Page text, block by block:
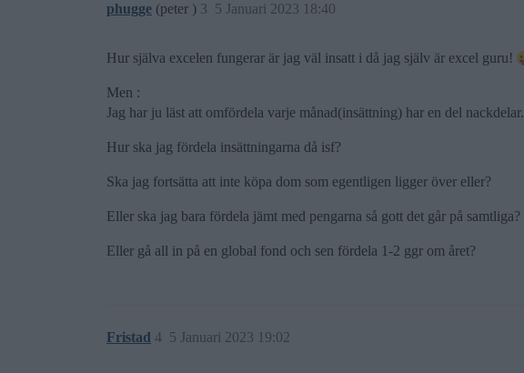
phugge (peter ) 5 Januari 2023 18:40
3
Hur själva excelen fungerar är jag väl insatt i då jag själv är excel guru!
Men :
Jag har ju läst att omfördela varje månad(insättning) har en del nackdelar.
Hur ska jag fördela insättningarna då isf?
Ska jag fortsätta att inte köpa dom som egentligen ligger över eller?
Eller ska jag bara fördela jämt med pengarna så gott det går på samtliga?
Eller gå all in på en global fond och sen fördela 1-2 ggr om året?
Fristad 5 Januari 2023 19:02
4